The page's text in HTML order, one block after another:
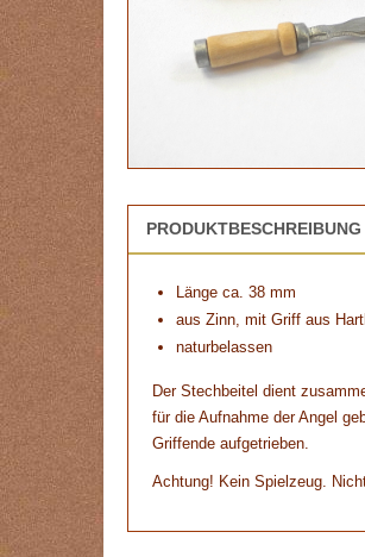
PRODUKTBESCHREIBUNG
Länge ca. 38 mm
aus Zinn, mit Griff aus
naturbelassen
Der Stechbeitel dient
für die Aufnahme der Angel
Griffende aufgetrieben.
Achtung! Kein Spielzeug.